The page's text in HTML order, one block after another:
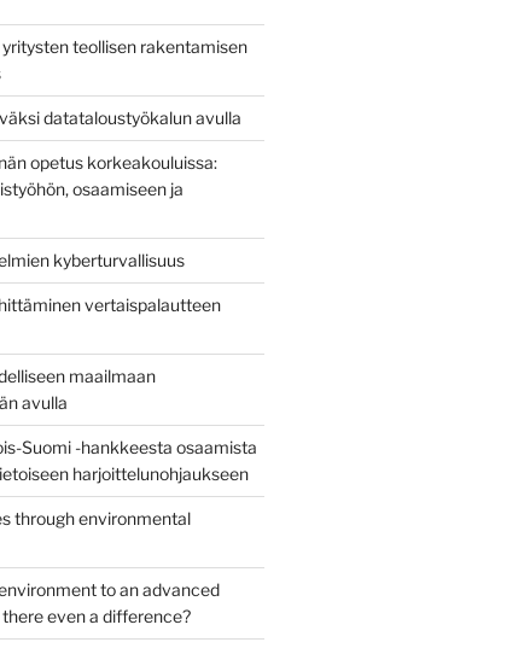
teollisen rakentamisen
datataloustyökalun avulla
opetus korkeakouluissa:
osaamiseen ja
kyberturvallisuus
vertaispalautteen
maailmaan
avulla
Suomi -hankkeesta osaamista
harjoittelunohjaukseen
through environmental
to an advanced
even a difference?